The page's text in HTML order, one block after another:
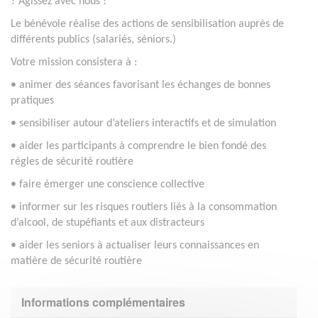
Le bénévole réalise des actions de sensibilisation auprès de
différents publics (salariés, séniors.)
Votre mission consistera à :
• animer des séances favorisant les échanges de bonnes
pratiques
• sensibiliser autour d’ateliers interactifs et de simulation
• aider les participants à comprendre le bien fondé des
règles de sécurité routière
• faire émerger une conscience collective
• informer sur les risques routiers liés à la consommation
d’alcool, de stupéfiants et aux distracteurs
• aider les seniors à actualiser leurs connaissances en
matière de sécurité routière
Informations complémentaires